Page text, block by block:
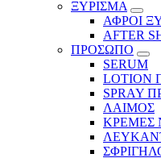
ΞΥΡΙΣΜΑ
ΑΦΡΟΙ
AFTER
ΠΡΟΣΩΠΟ
SERUM
LOTION
SPRAY
ΛΑΙΜΟΣ
ΚΡΕΜΕΣ